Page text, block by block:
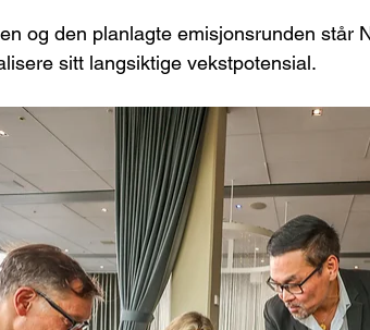
og den planlagte emisjonsrunden står
sitt langsiktige vekstpotensial.